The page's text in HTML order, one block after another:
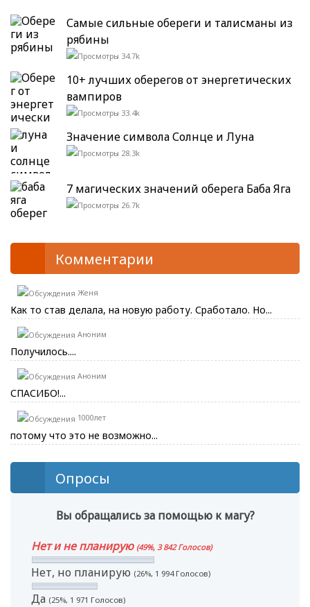
Самые сильные обереги и талисманы из
рябины
34.7k
10+ лучших оберегов от энергетических
вампиров
33.4k
Значение символа Солнце и Луна
28.3k
7 магических значений оберега Баба Яга
26.7k
Комментарии
Женя
Как то став делала, на новую работу. Сработало. Но...
Аноним
Получилось....
Аноним
СПАСИБО!...
1000лет
потому что это не возможно...
Опросы
Вы обращались за помощью к магу?
Нет и не планирую (49%, 3 842 Голосов)
Нет, но планирую (26%, 1 994 Голосов)
Да (25%, 1 971 Голосов)